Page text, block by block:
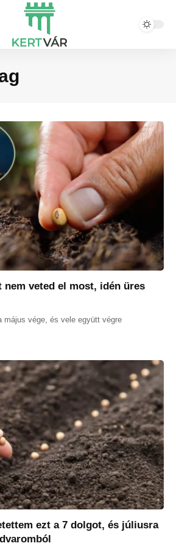
nem veted el most, idén üres
május vége, és vele együtt végre
ezt a 7 dolgot, és júliusra